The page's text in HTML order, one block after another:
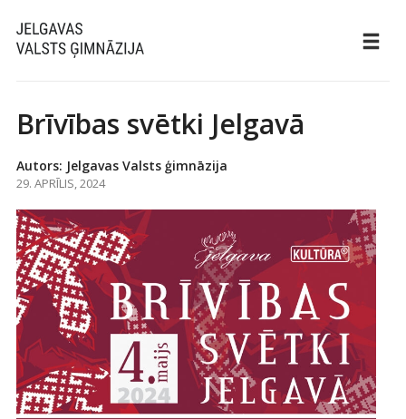
Brīvības svētki Jelgavā
Autors: Jelgavas Valsts ģimnāzija
29. APRĪLIS, 2024